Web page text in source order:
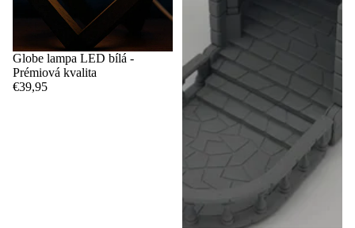
Globe lampa LED bílá -
Prémiová kvalita
€39,95